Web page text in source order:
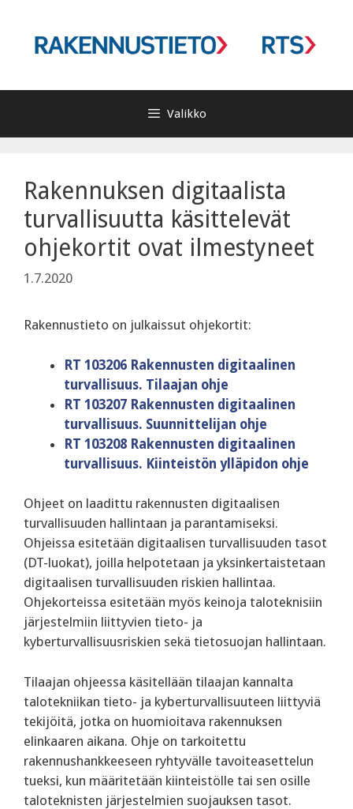
Valikko
Rakennuksen digitaalista
turvallisuutta käsittelevät
ohjekortit ovat ilmestyneet
1.7.2020
Rakennustieto on julkaissut ohjekortit:
RT 103206 Rakennusten digitaalinen
turvallisuus. Tilaajan ohje
RT 103207 Rakennusten digitaalinen
turvallisuus. Suunnittelijan ohje
RT 103208 Rakennusten digitaalinen
turvallisuus. Kiinteistön ylläpidon ohje
Ohjeet on laadittu rakennusten digitaalisen
turvallisuuden hallintaan ja parantamiseksi.
Ohjeissa esitetään digitaalisen turvallisuuden tasot
(DT-luokat), joilla helpotetaan ja yksinkertaistetaan
digitaalisen turvallisuuden riskien hallintaa.
Ohjekorteissa esitetään myös keinoja taloteknisiin
järjestelmiin liittyvien tieto- ja
kyberturvallisuusriskien sekä tietosuojan hallintaan.
Tilaajan ohjeessa käsitellään tilaajan kannalta
talotekniikan tieto- ja kyberturvallisuuteen liittyviä
tekijöitä, jotka on huomioitava rakennuksen
elinkaaren aikana. Ohje on tarkoitettu
rakennushankkeeseen ryhtyvälle tavoiteasettelun
tueksi, kun määritetään kiinteistölle tai sen osille
taloteknisten järjestelmien suojauksen tasot.